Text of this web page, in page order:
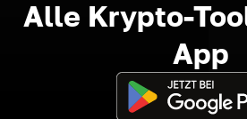
Alle Krypto-
App